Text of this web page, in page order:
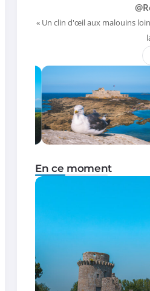
« Un clin d'œil aux malouins
En ce moment